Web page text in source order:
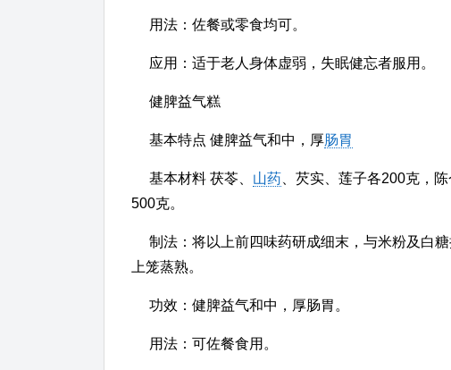
用法：佐餐或零食均可。
应用：适于老人身体虚弱，失眠健忘者服用。
健脾益气糕
基本特点 健脾益气和中，厚肠胃
基本材料 茯苓、 山药 、芡实、莲子各200克，
500克。
制法：将以上前四味药研成细末，与米粉及白
上笼蒸熟。
功效：健脾益气和中，厚肠胃。
用法：可佐餐食用。